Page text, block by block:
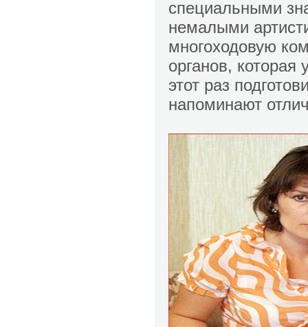
специальными
немалыми
многоходовую
органов,
этот раз
напоминают